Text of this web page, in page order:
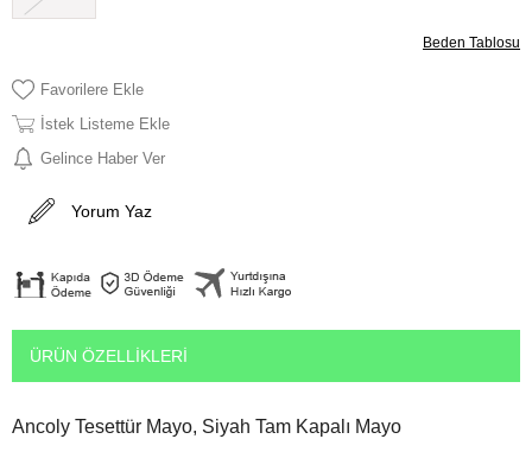
Beden Tablosu
Favorilere Ekle
İstek Listeme Ekle
Gelince Haber Ver
Yorum Yaz
ÜRÜN ÖZELLIKLERI
Ancoly Tesettür Mayo, Siyah Tam Kapalı Mayo